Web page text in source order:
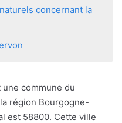
concernant la
commune du
région Bourgogne-
est 58800. Cette ville